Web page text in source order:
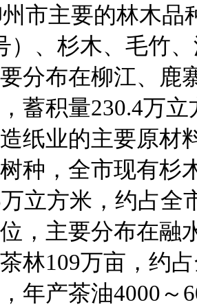
市主要的林木品
）、杉木、毛竹
分布在柳江、鹿
蓄积量230.4万立
纸业的主要原材
种，全市现有杉
万立方米，约占全
， 主要分布在融
林109万亩，约
年产茶油4000～